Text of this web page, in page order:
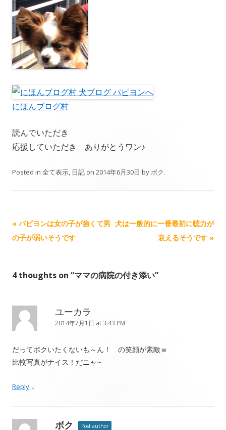
にほんブログ村
読んでいただき
応援していただき ありがとうワン♪
Posted in 全て表示, 日記 on 2014年6月30日 byボク.
Post navigation
« パピヨンは女の子が強くて男
の子が弱いそうです
犬は一般的に一番最初に聴力が
衰えるそうです »
4 thoughts on “ママの病院の付き添い”
ユーカラ
2014年7月1日 at 3:43 PM
だってボクいたくないも～ん！ の笑顔が素敵ｗ
比較写真がナイス！だニャ~
Reply ↓
ボク Post author